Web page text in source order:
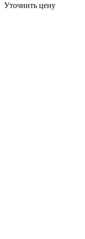
Уточнить цену